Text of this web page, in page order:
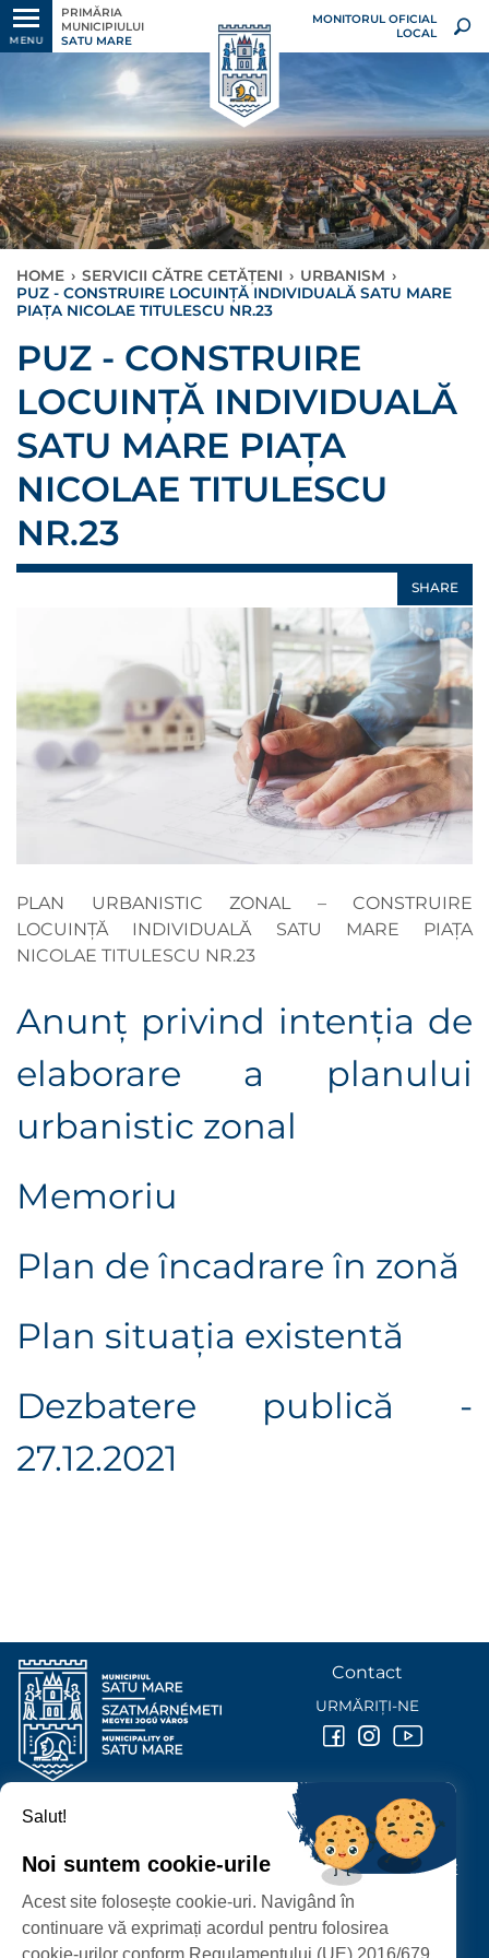
MENU
PRIMĂRIA
MUNICIPIULUI
SATU MARE
MONITORUL OFICIAL
LOCAL
HOME › SERVICII CĂTRE CETĂȚENI › URBANISM ›
PUZ - CONSTRUIRE LOCUINȚĂ INDIVIDUALĂ SATU MARE
PIAȚA NICOLAE TITULESCU NR.23
PUZ - CONSTRUIRE
LOCUINȚĂ INDIVIDUALĂ
SATU MARE PIAȚA
NICOLAE TITULESCU
NR.23
SHARE
PLAN URBANISTIC ZONAL – CONSTRUIRE
LOCUINȚĂ INDIVIDUALĂ SATU MARE PIAȚA
NICOLAE TITULESCU NR.23
Anunţ privind intenţia de
elaborare a planului
urbanistic zonal
Memoriu
Plan de încadrare în zonă
Plan situaţia existentă
Dezbatere publică -
27.12.2021
PROTECȚIA DATELOR PERSONALE
PRIMĂRIA MUNICIPIULUI
P-ȚA 25 OCTOMBRIE, NR. 1 CORP M, 440026 SATU MARE
Contact
URMĂRIȚI-NE
Salut!
Noi suntem cookie-urile
Acest site folosește cookie-uri. Navigând în
continuare vă exprimați acordul pentru folosirea
cookie-urilor conform Regulamentului (UE) 2016/679.